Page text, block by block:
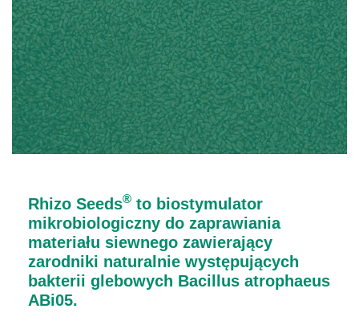
Rhizo Seeds® to biostymulator
mikrobiologiczny do zaprawiania
materiału siewnego zawierający
zarodniki naturalnie występujących
bakterii glebowych Bacillus atrophaeus
ABi05.